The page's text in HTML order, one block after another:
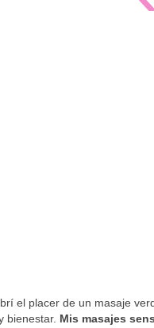
el placer de un masaje
bienestar. Mis masajes